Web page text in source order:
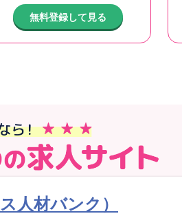
無料登録して見る
人材バンク）